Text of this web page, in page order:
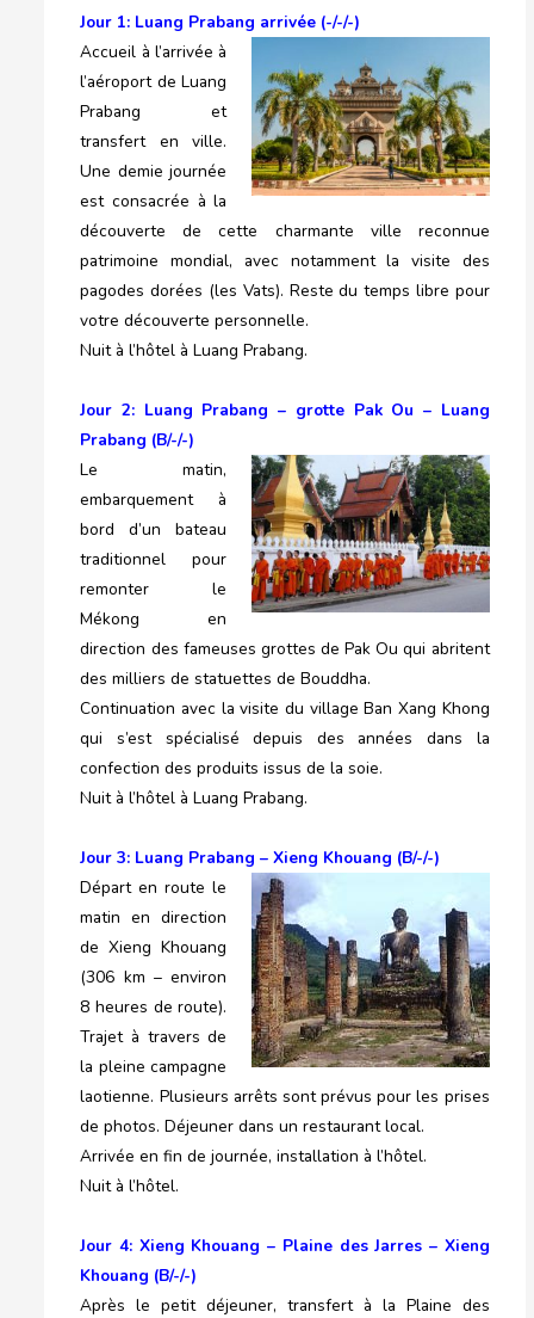
Jour 1: Luang Prabang arrivée (-/-/-)
Accueil à l’arrivée à
l’aéroport de Luang
Prabang et
transfert en ville.
Une demie journée
est consacrée à la
découverte de cette charmante ville reconnue
patrimoine mondial, avec notamment la visite des
pagodes dorées (les Vats). Reste du temps libre pour
votre découverte personnelle.
Nuit à l’hôtel à Luang Prabang.
Jour 2: Luang Prabang – grotte Pak Ou – Luang
Prabang (B/-/-)
Le matin,
embarquement à
bord d’un bateau
traditionnel pour
remonter le
Mékong en
direction des fameuses grottes de Pak Ou qui abritent
des milliers de statuettes de Bouddha.
Continuation avec la visite du village Ban Xang Khong
qui s’est spécialisé depuis des années dans la
confection des produits issus de la soie.
Nuit à l’hôtel à Luang Prabang.
Jour 3: Luang Prabang – Xieng Khouang (B/-/-)
Départ en route le
matin en direction
de Xieng Khouang
(306 km – environ
8 heures de route).
Trajet à travers de
la pleine campagne
laotienne. Plusieurs arrêts sont prévus pour les prises
de photos. Déjeuner dans un restaurant local.
Arrivée en fin de journée, installation à l’hôtel.
Nuit à l’hôtel.
Jour 4: Xieng Khouang – Plaine des Jarres – Xieng
Khouang (B/-/-)
Après le petit déjeuner, transfert à la Plaine des